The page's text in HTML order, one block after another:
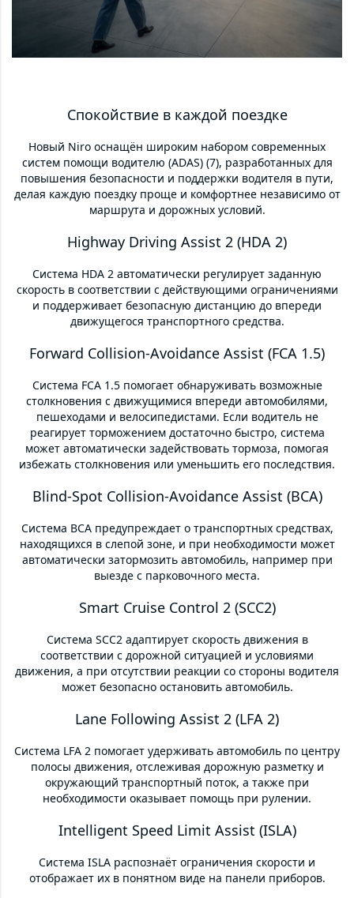
Спокойствие в каждой поездке
Новый Niro оснащён широким набором современных
систем помощи водителю (ADAS) (7), разработанных для
повышения безопасности и поддержки водителя в пути,
делая каждую поездку проще и комфортнее независимо от
маршрута и дорожных условий.
Highway Driving Assist 2 (HDA 2)
Система HDA 2 автоматически регулирует заданную
скорость в соответствии с действующими ограничениями
и поддерживает безопасную дистанцию до впереди
движущегося транспортного средства.
Forward Collision-Avoidance Assist (FCA 1.5)
Система FCA 1.5 помогает обнаруживать возможные
столкновения с движущимися впереди автомобилями,
пешеходами и велосипедистами. Если водитель не
реагирует торможением достаточно быстро, система
может автоматически задействовать тормоза, помогая
избежать столкновения или уменьшить его последствия.
Blind-Spot Collision-Avoidance Assist (BCA)
Система BCA предупреждает о транспортных средствах,
находящихся в слепой зоне, и при необходимости может
автоматически затормозить автомобиль, например при
выезде с парковочного места.
Smart Cruise Control 2 (SCC2)
Система SCC2 адаптирует скорость движения в
соответствии с дорожной ситуацией и условиями
движения, а при отсутствии реакции со стороны водителя
может безопасно остановить автомобиль.
Lane Following Assist 2 (LFA 2)
Система LFA 2 помогает удерживать автомобиль по центру
полосы движения, отслеживая дорожную разметку и
окружающий транспортный поток, а также при
необходимости оказывает помощь при рулении.
Intelligent Speed Limit Assist (ISLA)
Система ISLA распознаёт ограничения скорости и
отображает их в понятном виде на панели приборов.